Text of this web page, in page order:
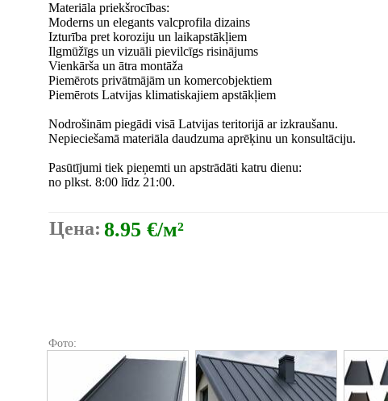
Materiāla priekšrocības:
Moderns un elegants valcprofila dizains
Izturība pret koroziju un laikapstākļiem
Ilgmūžīgs un vizuāli pievilcīgs risinājums
Vienkārša un ātra montāža
Piemērots privātmājām un komercobjektiem
Piemērots Latvijas klimatiskajiem apstākļiem
Nodrošinām piegādi visā Latvijas teritorijā ar izkraušanu.
Nepieciešamā materiāla daudzuma aprēķinu un konsultāciju.
Pasūtījumi tiek pieņemti un apstrādāti katru dienu:
no plkst. 8:00 līdz 21:00.
Цена: 8.95 €/м²
Фото: